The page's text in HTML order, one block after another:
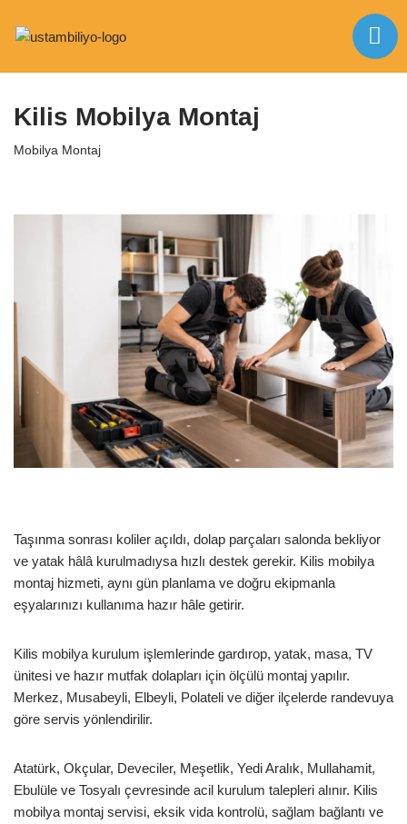
geç
Kilis Mobilya Montaj
Mobilya Montaj
Taşınma sonrası koliler açıldı, dolap parçaları salonda bekliyor
ve yatak hâlâ kurulmadıysa hızlı destek gerekir. Kilis mobilya
montaj hizmeti, aynı gün planlama ve doğru ekipmanla
eşyalarınızı kullanıma hazır hâle getirir.
Kilis mobilya kurulum işlemlerinde gardırop, yatak, masa, TV
ünitesi ve hazır mutfak dolapları için ölçülü montaj yapılır.
Merkez, Musabeyli, Elbeyli, Polateli ve diğer ilçelerde randevuya
göre servis yönlendirilir.
Atatürk, Okçular, Deveciler, Meşetlik, Yedi Aralık, Mullahamit,
Ebulüle ve Tosyalı çevresinde acil kurulum talepleri alınır. Kilis
mobilya montaj servisi, eksik vida kontrolü, sağlam bağlantı ve